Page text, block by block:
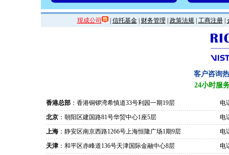
现成公司 | 信托基金| 财务管理 政策法规| 工商注册|
客户咨询
24小时服
香港总部 ：香港铜锣湾希慎道33号利园一期19层
电
北京 ：朝阳区建国路81号华贸中心1座5层
电
上海 ：静安区南京西路1266号上海恒隆广场1期9层
电
天津 ：和平区赤峰道136号天津国际金融中心8层
电